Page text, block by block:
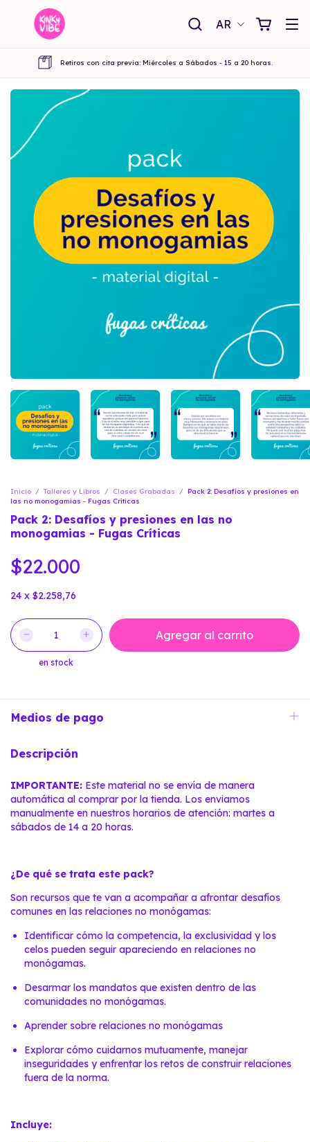
AR
Retiros con cita previa: Miércoles a Sábados - 15 a 20 horas.
Inicio / Talleres y Libros / Clases Grabadas / Pack 2: Desafíos y presiones en
las no monogamias - Fugas Críticas
Pack 2: Desafíos y presiones en las no
monogamias - Fugas Críticas
$22.000
24 x $2.258,76
en stock
Medios de pago
Descripción
IMPORTANTE: Este material no se envía de manera
automática al comprar por la tienda. Los enviamos
manualmente en nuestros horarios de atención: martes a
sábados de 14 a 20 horas.
¿De qué se trata este pack?
Son recursos que te van a acompañar a afrontar desafíos
comunes en las relaciones no monógamas:
Identificar cómo la competencia, la exclusividad y los
celos pueden seguir apareciendo en relaciones no
monógamas.
Desarmar los mandatos que existen dentro de las
comunidades no monógamas.
Aprender sobre relaciones no monógamas
Explorar cómo cuidarnos mutuamente, manejar
inseguridades y enfrentar los retos de construir relaciones
fuera de la norma.
Incluye: